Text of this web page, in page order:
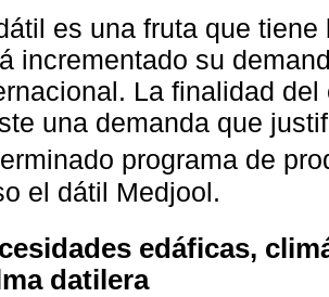
es una fruta que
incrementado su
La finalidad
una demanda que
programa de
el dátil Medjool.
edáficas,
datilera